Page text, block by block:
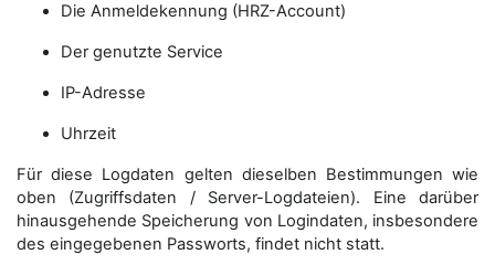
Die Anmeldekennung (HRZ-Account)
Der genutzte Service
IP-Adresse
Uhrzeit
Für diese Logdaten gelten dieselben Bestimmungen wie
oben (Zugriffsdaten / Server-Logdateien). Eine darüber
hinausgehende Speicherung von Logindaten, insbesondere
des eingegebenen Passworts, findet nicht statt.